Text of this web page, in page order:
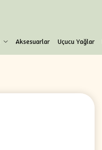
Aksesuarlar Uçucu Yağlar